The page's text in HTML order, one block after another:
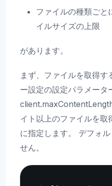
ファイルの種類ごと
イルサイズの上限
があります。
まず、ファイルを取得す
ー設定の設定パラメータ
イト以上のファイルを取
に指定します。 デフォ
せん。